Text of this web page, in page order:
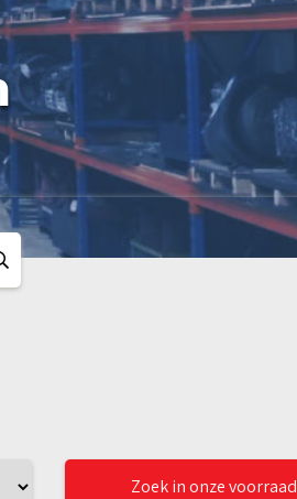
Zoek in onze voorraad